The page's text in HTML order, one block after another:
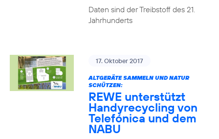
Daten sind der Treibstoff des 21.
Jahrhunderts
17. Oktober 2017
ALTGERÄTE SAMMELN UND NATUR
SCHÜTZEN:
REWE unterstützt
Handyrecycling von
Telefónica und dem
NABU